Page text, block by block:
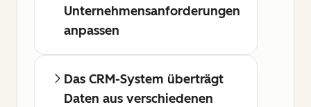
Unternehmensanforderungen
anpassen
Das CRM-System überträgt
Daten aus verschiedenen